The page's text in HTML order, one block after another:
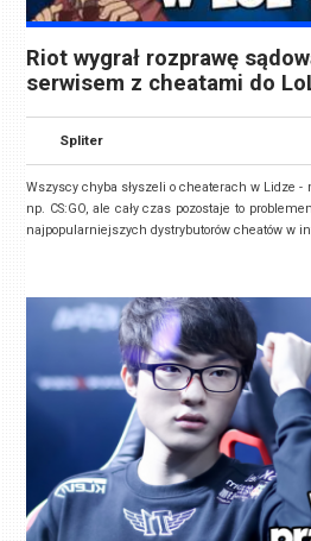
Riot wygrał rozprawę
serwisem z cheatami do
Spliter
Wszyscy chyba słyszeli o cheaterach w Lidze
np. CS:GO, ale cały czas pozostaje to
najpopularniejszych dystrybutorów cheatów w